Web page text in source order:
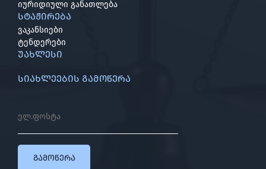
იურიდიული განათლება
სტაჟირება
ვაკანსიები
ტენდერები
უახლესი
სიახლეების გამოწერა
გამოწერა